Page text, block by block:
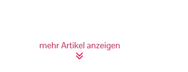
mehr Artikel anzeigen